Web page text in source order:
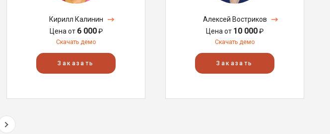
Кирилл Калинин
Цена от 6 000₽
Скачать демо
Заказать
Алексей Востриков
Цена от 10 000₽
Скачать демо
Заказать